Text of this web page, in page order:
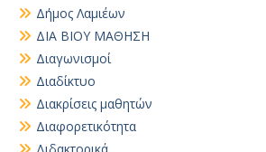
Δήμος Λαμιέων
ΔΙΑ ΒΙΟΥ ΜΑΘΗΣΗ
Διαγωνισμοί
Διαδίκτυο
Διακρίσεις μαθητών
Διαφορετικότητα